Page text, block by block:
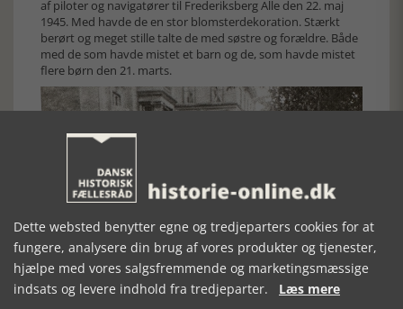
af piloter og navigatører til Frederiksberg Alle den 22. maj
1945. Med havde de en stor blomsterdekoration. Stærkt
berørt og meget stille talte de med søstre og forældre. Både
med de som havde mistet et barn og de, som havde mistet
flere børn den 21. marts.
Engelske flyvere, anført af vicemarskal Basil Embry, besøgte
Dette websted benytter egne og tredjeparters cookies for at
fungere, analysere din brug af vores produkter og tjenester,
hjælpe med vores salgsfremmende og marketingsmæssige
indsats og levere indhold fra tredjeparter. Læs mere